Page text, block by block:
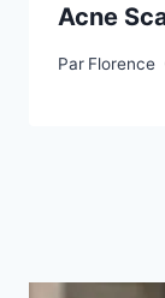
Acne
Par Florence